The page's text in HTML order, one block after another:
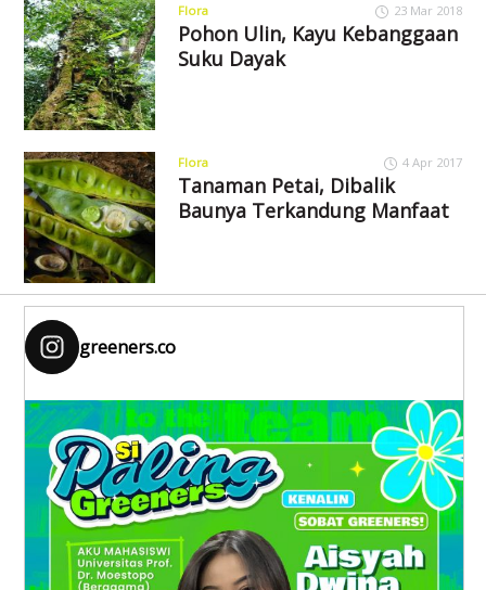
Flora 23 Mar 2018
Pohon Ulin, Kayu Kebanggaan
Suku Dayak
Flora 4 Apr 2017
Tanaman Petai, Dibalik
Baunya Terkandung Manfaat
greeners.co